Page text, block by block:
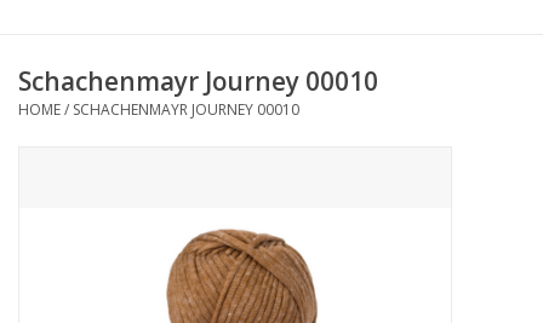
Schachenmayr Journey 00010
HOME/ SCHACHENMAYR JOURNEY 00010